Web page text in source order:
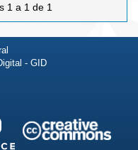
1 a 1 de 1
- GID